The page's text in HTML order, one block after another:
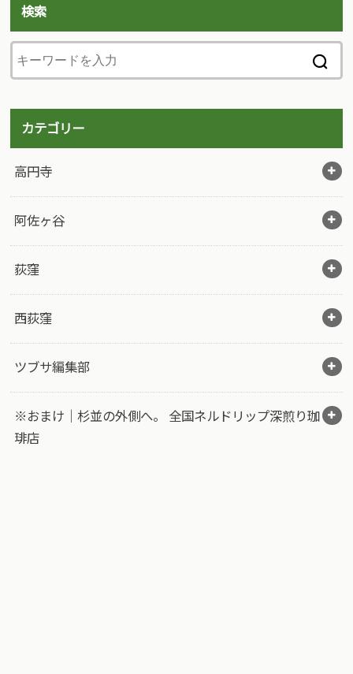
検索
カテゴリー
高円寺
阿佐ヶ谷
荻窪
西荻窪
ツブサ編集部
※おまけ｜杉並の外側へ。 全国ネルドリップ深煎り珈
琲店